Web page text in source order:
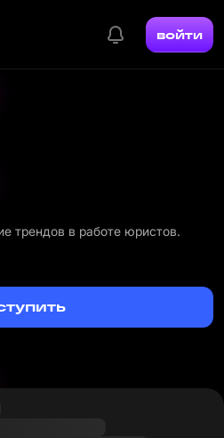
войти
трендов в работе юристов.